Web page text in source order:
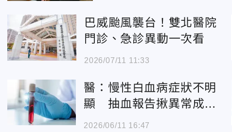
巴威颱風襲台！雙北醫院
門診、急診異動一次看
2026/07/11 11:33
醫：慢性白血病症狀不明
顯 抽血報告揪異常成診
療關鍵
2026/06/11 16:47